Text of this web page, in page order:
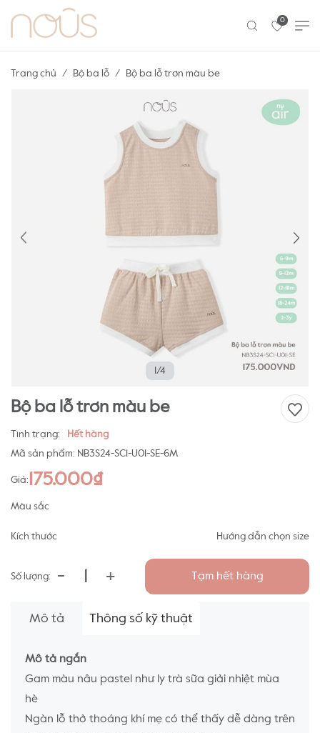
0
Trang chủ Bộ ba lỗ Bộ ba lỗ trơn màu be
1/4
Bộ ba lỗ trơn màu be
Tình trạng:
Hết hàng
Mã sản phẩm: NB3S24-SC1-U01-SE-6M
Giá: 175.000₫
Màu sắc
Kích thước Hướng dẫn chọn size
Số lượng: - + Tạm hết hàng
Mô tả Thông số kỹ thuật
Mô tả ngắn
Gam màu nâu pastel như ly trà sữa giải nhiệt mùa
hè
Ngàn lỗ thở thoáng khí mẹ có thể thấy dễ dàng trên